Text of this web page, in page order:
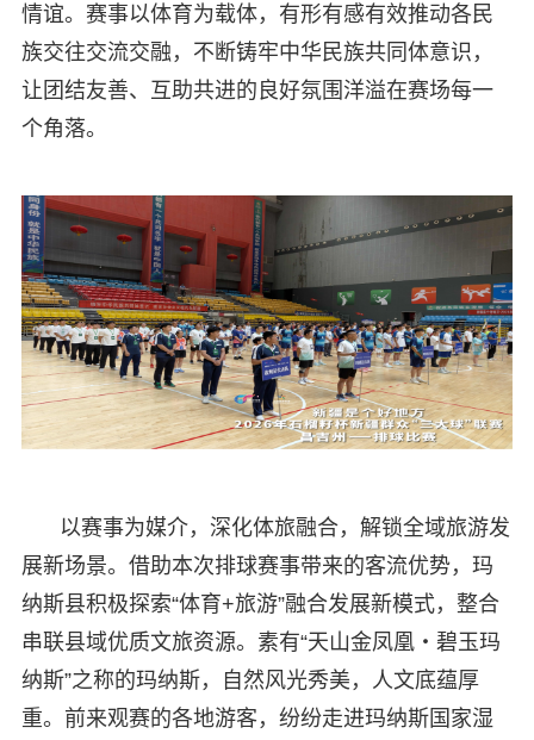
情谊。赛事以体育为载体，有形有感有效推动各民
族交往交流交融，不断铸牢中华民族共同体意识，
让团结友善、互助共进的良好氛围洋溢在赛场每一
个角落。
以赛事为媒介，深化体旅融合，解锁全域旅游发
展新场景。借助本次排球赛事带来的客流优势，玛
纳斯县积极探索“体育+旅游”融合发展新模式，整合
串联县域优质文旅资源。素有“天山金凤凰・碧玉玛
纳斯”之称的玛纳斯，自然风光秀美，人文底蕴厚
重。前来观赛的各地游客，纷纷走进玛纳斯国家湿